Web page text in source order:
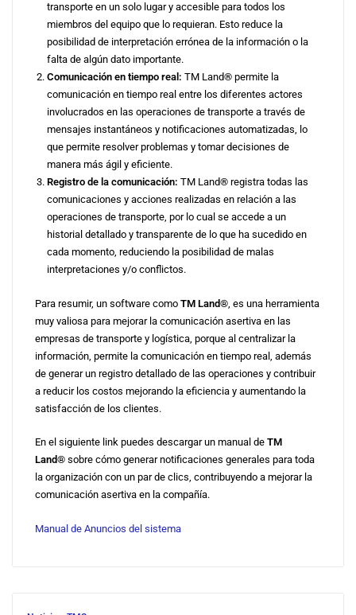
transporte en un solo lugar y accesible para todos los
miembros del equipo que lo requieran. Esto reduce la
posibilidad de interpretación errónea de la información o la
falta de algún dato importante.
Comunicación en tiempo real: TM Land® permite la
comunicación en tiempo real entre los diferentes actores
involucrados en las operaciones de transporte a través de
mensajes instantáneos y notificaciones automatizadas, lo
que permite resolver problemas y tomar decisiones de
manera más ágil y eficiente.
Registro de la comunicación: TM Land® registra todas las
comunicaciones y acciones realizadas en relación a las
operaciones de transporte, por lo cual se accede a un
historial detallado y transparente de lo que ha sucedido en
cada momento, reduciendo la posibilidad de malas
interpretaciones y/o conflictos.
Para resumir, un software como TM Land®, es una herramienta
muy valiosa para mejorar la comunicación asertiva en las
empresas de transporte y logística, porque al centralizar la
información, permite la comunicación en tiempo real, además
de generar un registro detallado de las operaciones y contribuir
a reducir los costos mejorando la eficiencia y aumentando la
satisfacción de los clientes.
En el siguiente link puedes descargar un manual de TM
Land®sobre cómo generar notificaciones generales para toda
la organización con un par de clics, contribuyendo a mejorar la
comunicación asertiva en la compañía.
Manual de Anuncios del sistema